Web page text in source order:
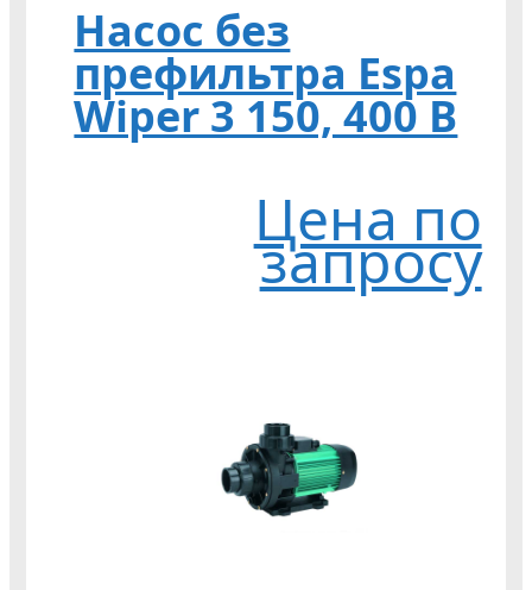
Насос без
префильтра Espa
Wiper 3 150, 400 В
Цена по
запросу